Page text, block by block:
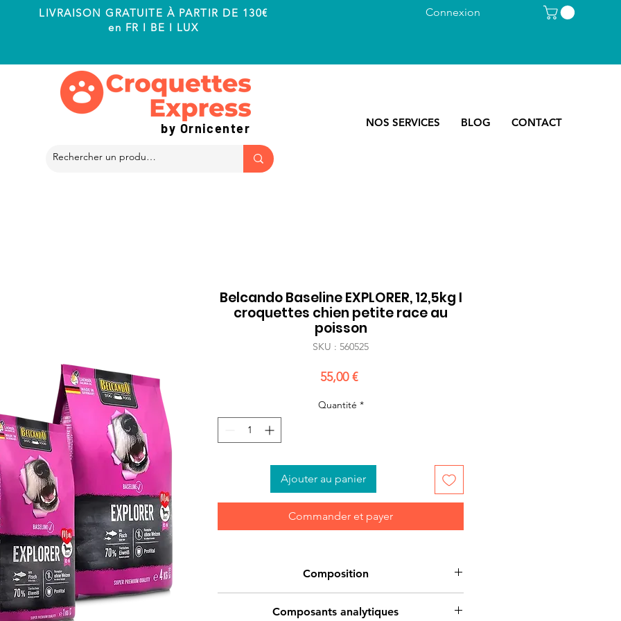
LIVRAISON GRATUITE À PARTIR DE 130€
en FR I BE I LUX
Connexion
by Ornicenter CONTACT
BLOG
NOS SERVICES
Belcando Baseline EXPLORER, 12,5kg I
croquettes chien petite race au
poisson
SKU : 560525
55,00 €Prix
Quantité *
Ajouter au panier
Commander et payer
Composition
fourragère; farine de pois; farine de poissons
Composants analytiques